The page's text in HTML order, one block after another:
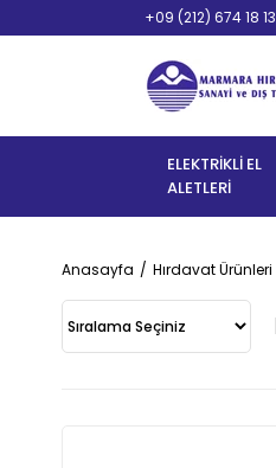
+09 (212) 674 18 13
ELEKTRİKLİ EL
ALETLERİ
Anasayfa Hırdavat Ürünleri